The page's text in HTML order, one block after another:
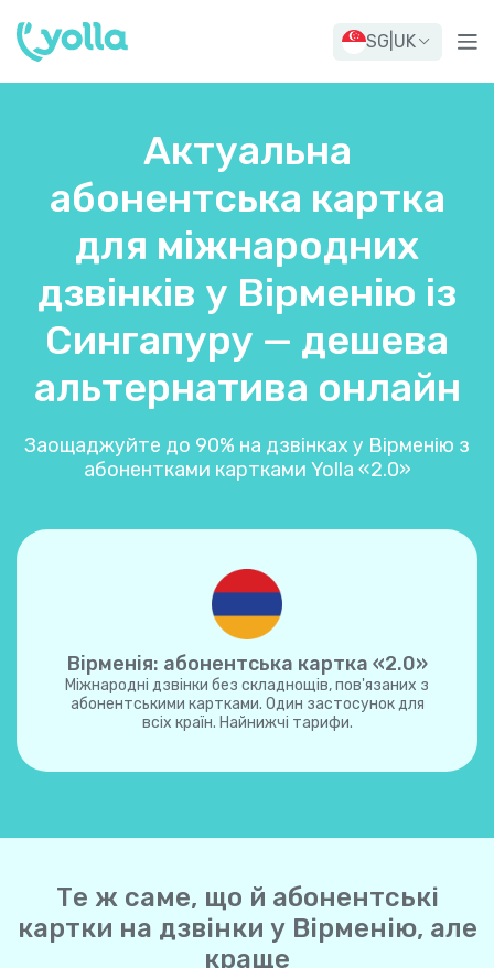
SG UK
Актуальна
абонентська картка
для міжнародних
дзвінків у Вірменію із
Сингапуру — дешева
альтернатива онлайн
Заощаджуйте до 90% на дзвінках у Вірменію з
абонентками картками Yolla «2.0»
Вірменія: абонентська картка «2.0»
Міжнародні дзвінки без складнощів, пов'язаних з
абонентськими картками. Один застосунок для
всіх країн. Найнижчі тарифи.
Те ж саме, що й абонентські
картки на дзвінки у Вірменію, але
краще